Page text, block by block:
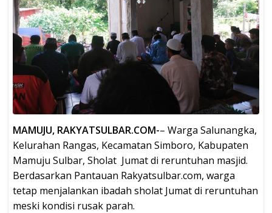
MAMUJU, RAKYATSULBAR.COM-– Warga Salunangka,
Kelurahan Rangas, Kecamatan Simboro, Kabupaten
Mamuju Sulbar, Sholat Jumat di reruntuhan masjid.
Berdasarkan Pantauan Rakyatsulbar.com, warga
tetap menjalankan ibadah sholat Jumat di reruntuhan
meski kondisi rusak parah.